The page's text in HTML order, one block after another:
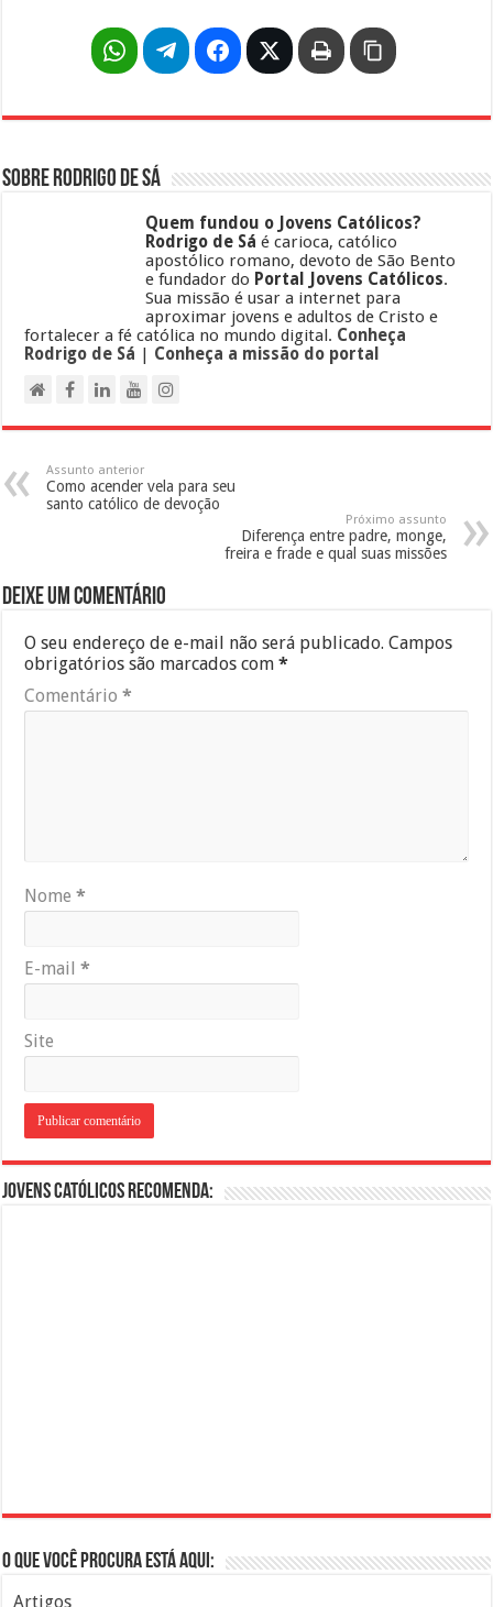
Sobre Rodrigo de Sá
Quem fundou o Jovens Católicos?
Rodrigo de Sá é carioca, católico
apostólico romano, devoto de São Bento
e fundador do Portal Jovens Católicos.
Sua missão é usar a internet para
aproximar jovens e adultos de Cristo e
fortalecer a fé católica no mundo digital. Conheça
Rodrigo de Sá | Conheça a missão do portal
Assunto anterior
Como acender vela para seu
santo católico de devoção
Próximo assunto
Diferença entre padre, monge,
freira e frade e qual suas missões
Deixe um comentário
O seu endereço de e-mail não será publicado. Campos
obrigatórios são marcados com*
Comentário*
Nome*
E-mail*
Site
Jovens Católicos Recomenda:
O que você procura está aqui:
Artigos